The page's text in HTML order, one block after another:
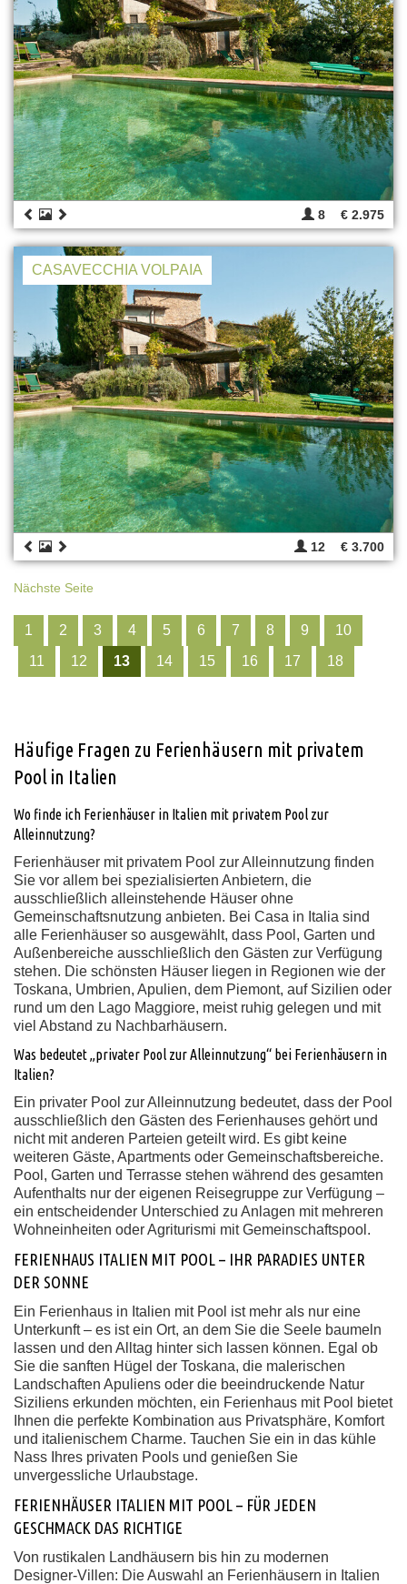
8 € 2.975
CASAVECCHIA VOLPAIA
12 € 3.700
Nächste Seite
1 2 3 4 5 6 7 8 9
10
11
12 13 14 15 16 17 18
Häufige Fragen zu Ferienhäusern mit privatem
Pool in Italien
Wo finde ich Ferienhäuser in Italien mit privatem Pool zur
Alleinnutzung?
Ferienhäuser mit privatem Pool zur Alleinnutzung finden
Sie vor allem bei spezialisierten Anbietern, die
ausschließlich alleinstehende Häuser ohne
Gemeinschaftsnutzung anbieten. Bei Casa in Italia sind
alle Ferienhäuser so ausgewählt, dass Pool, Garten und
Außenbereiche ausschließlich den Gästen zur Verfügung
stehen. Die schönsten Häuser liegen in Regionen wie der
Toskana, Umbrien, Apulien, dem Piemont, auf Sizilien oder
rund um den Lago Maggiore, meist ruhig gelegen und mit
viel Abstand zu Nachbarhäusern.
Was bedeutet „privater Pool zur Alleinnutzung“ bei Ferienhäusern in
Italien?
Ein privater Pool zur Alleinnutzung bedeutet, dass der Pool
ausschließlich den Gästen des Ferienhauses gehört und
nicht mit anderen Parteien geteilt wird. Es gibt keine
weiteren Gäste, Apartments oder Gemeinschaftsbereiche.
Pool, Garten und Terrasse stehen während des gesamten
Aufenthalts nur der eigenen Reisegruppe zur Verfügung –
ein entscheidender Unterschied zu Anlagen mit mehreren
Wohneinheiten oder Agriturismi mit Gemeinschaftspool.
FERIENHAUS ITALIEN MIT POOL – IHR PARADIES UNTER
DER SONNE
Ein Ferienhaus in Italien mit Pool ist mehr als nur eine
Unterkunft – es ist ein Ort, an dem Sie die Seele baumeln
lassen und den Alltag hinter sich lassen können. Egal ob
Sie die sanften Hügel der Toskana, die malerischen
Landschaften Apuliens oder die beeindruckende Natur
Siziliens erkunden möchten, ein Ferienhaus mit Pool bietet
Ihnen die perfekte Kombination aus Privatsphäre, Komfort
und italienischem Charme. Tauchen Sie ein in das kühle
Nass Ihres privaten Pools und genießen Sie
unvergessliche Urlaubstage.
FERIENHÄUSER ITALIEN MIT POOL – FÜR JEDEN
GESCHMACK DAS RICHTIGE
Von rustikalen Landhäusern bis hin zu modernen
Designer-Villen: Die Auswahl an Ferienhäusern in Italien